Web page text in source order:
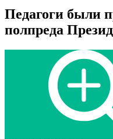
Педагоги были
полпреда